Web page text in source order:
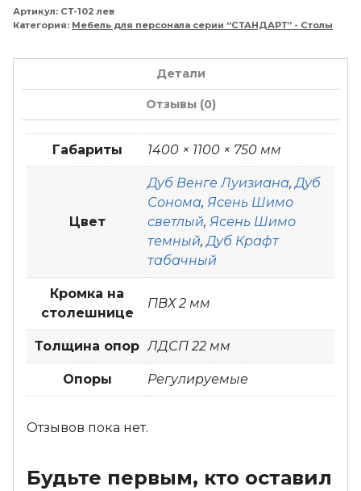
рабочий
1400*1100*750
Артикул: СТ-102 лев
Категория: Мебель для персонала серии “СТАНДАРТ” - Столы
Детали
Отзывы (0)
Габариты 1400 × 1100 × 750 мм
Цвет
Дуб Венге Луизиана,Дуб
Сонома, Ясень Шимо
светлый, Ясень Шимо
темный,Дуб Крафт
табачный
Кромка на
столешнице
ПВХ 2 мм
Толщина опор ЛДСП 22 мм
Опоры Регулируемые
Отзывов пока нет.
Будьте первым, кто оставил